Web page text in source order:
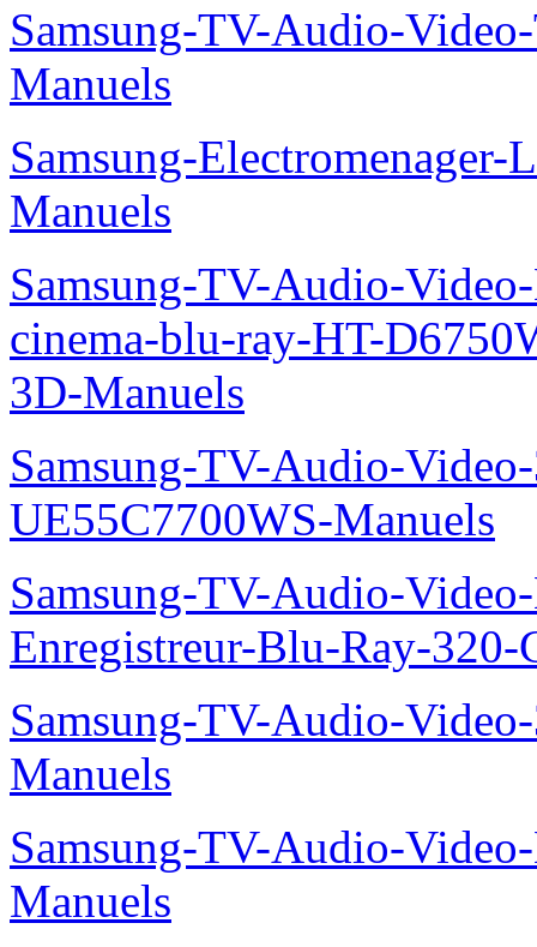
Samsung-TV-Audio-
Manuels
Samsung-
Manuels
Samsung-TV-Audio-
cinema-blu-ray-HT-
3D-Manuels
Samsung-TV-Audio-
UE55C7700WS-Manuels
Samsung-TV-Audio-
Enregistreur-Blu-Ray-
Samsung-TV-Audio-
Manuels
Samsung-TV-Audio-
Manuels